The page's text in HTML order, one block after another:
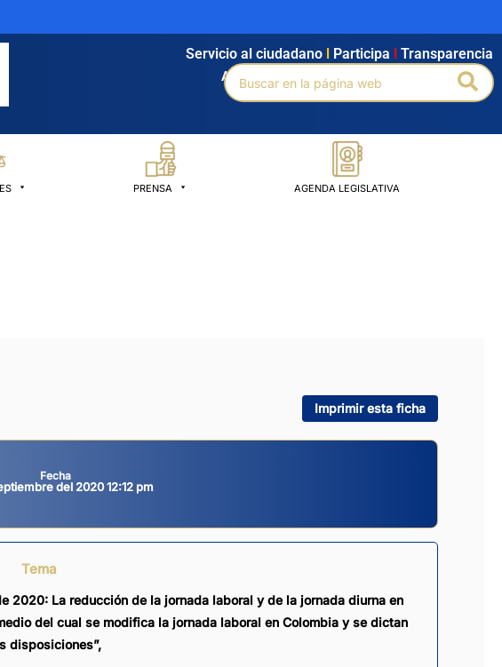
Agendamiento Intranet Búsqueda avanzada
Servicio al ciudadano Participa Transparencia
Buscar
por:
PRENSA AGENDA LEGISLATIVA
Imprimir esta ficha
Fecha
del 2020 12:12 pm
Tema
2020: La reducción de la jornada laboral y de la jornada diurna en
del cual se modifica la jornada laboral en Colombia y se dictan
disposiciones”,